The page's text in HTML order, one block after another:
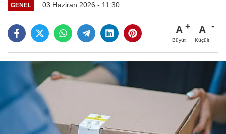
GENEL 03 Haziran 2026 - 11:30
A
Büyüt
A
Küçült